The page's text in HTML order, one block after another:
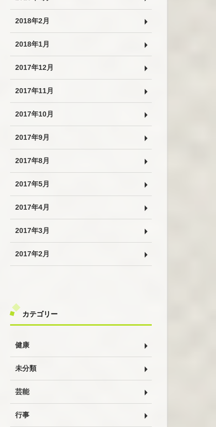
2018年2月
2018年1月
2017年12月
2017年11月
2017年10月
2017年9月
2017年8月
2017年5月
2017年4月
2017年3月
2017年2月
カテゴリー
健康
未分類
芸能
行事